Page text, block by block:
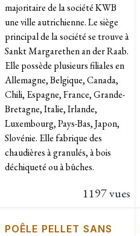
majoritaire de la société KWB
une ville autrichienne. Le siège
principal de la société se trouve à
Sankt Margarethen an der Raab.
Elle possède plusieurs filiales en
Allemagne, Belgique, Canada,
Chili, Espagne, France, Grande-
Bretagne, Italie, Irlande,
Luxembourg, Pays-Bas, Japon,
Slovénie. Elle fabrique des
chaudières à granulés, à bois
déchiqueté ou à bûches. ​
1197 vues
POÊLE PELLET SANS